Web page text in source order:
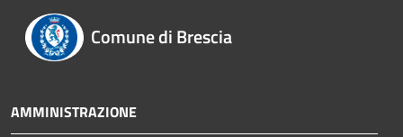
Comune di Brescia
AMMINISTRAZIONE